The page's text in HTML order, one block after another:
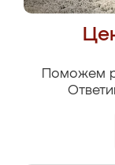
Поможем